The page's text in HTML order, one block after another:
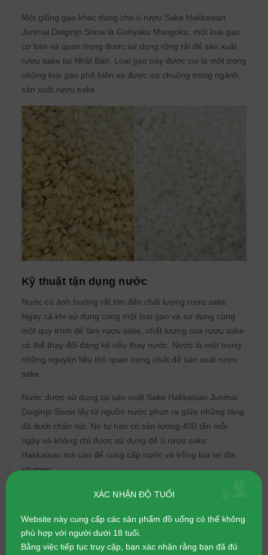
Một giống gạo khác dùng cho ủ rượu Sake Hakkaisan
Junmai Daiginjo Snow là Gohyaku Mangoku, một loại gạo
cơ bản và quan trọng được sử dụng rộng rãi để sản xuất
rượu sake tại Nhật Bản. Loại gạo này được coi là một trong
những loại gạo phổ biến và được ưa chuộng trong ngành
sản xuất rượu sake.
Kỹ thuật tận dụng nước
Nước có ảnh hưởng rất lớn đến chất lượng rượu sake.
Ngay cả khi sử dụng cùng một loại gạo và sử dụng cùng
một quy trình để làm rượu sake, chất lượng của rượu sake
có thể thay đổi đáng kể nếu thay nước. Nước là một trong
những nguyên liệu thô quan trọng nhất để sản xuất rượu
sake.
Nước được sử dụng tại sản xuất Sake Hakkaisan Junmai
Daiginjo Snow lấy từ nguồn nước phun ra giữa những tảng
đá dưới chân núi. Nó tự hào có sản lượng 400 tấn mỗi
ngày và không chỉ được sử dụng để ủ rượu sake
Hakkaisan mà còn để cung cấp nước và trồng lúa tại địa
phương.
XÁC NHẬN ĐỘ TUỔI
Website này cung cấp các sản phẩm đồ uống có thể không
phù hợp với người dưới 18 tuổi.
Bằng việc tiếp tục truy cập, bạn xác nhận rằng bạn đã đủ